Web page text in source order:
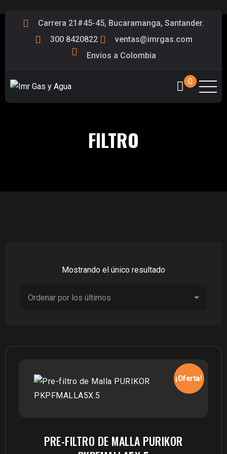
Carrera 21#45-45, Bucaramanga, Santander.
300 8420822
ventas@imrgas.com
Envios a Colombia
0
FILTRO
Mostrando el único resultado
¡Oferta!
PRE-FILTRO DE MALLA PURIKOR